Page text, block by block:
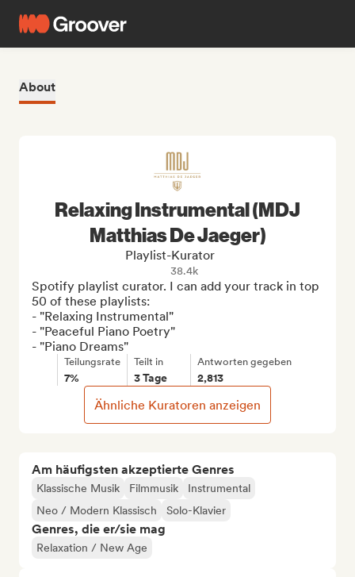
About
Am häufigsten akzeptierte Genres
Klassische Musik Filmmusik
Instrumental
Neo / Modern Klassisch
Solo-Klavier
Genres, die er/sie mag
Relaxation / New Age
Relaxing Instrumental (MDJ
Matthias De Jaeger)
Playlist-Kurator
38.4k
Spotify playlist curator. I can add your track in top
50 of these playlists:
- "Relaxing Instrumental"
- "Peaceful Piano Poetry"
- "Piano Dreams"
Teilungsrate
7%
Teilt in
3 Tage
Antworten gegeben
2,813
Ähnliche Kuratoren anzeigen